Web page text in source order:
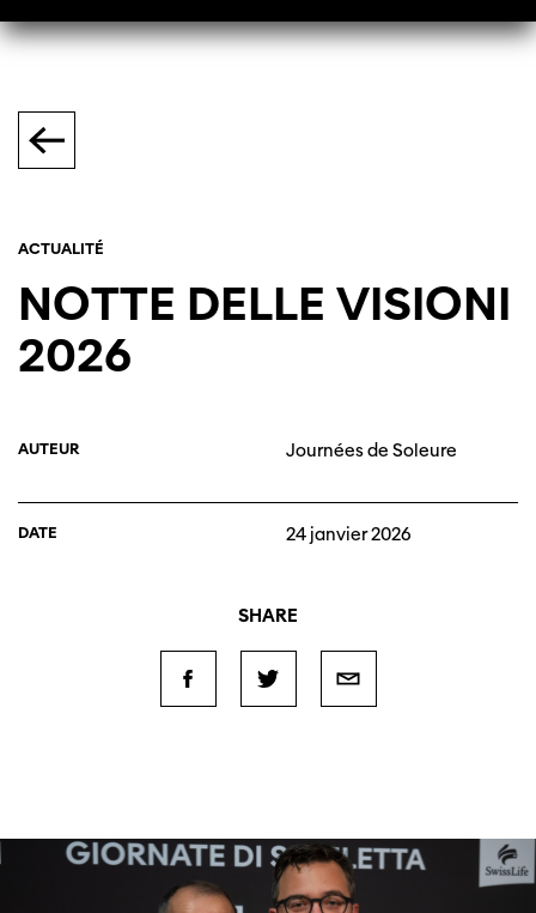
ACTUALITÉ
NOTTE DELLE VISIONI
2026
AUTEUR Journées de Soleure
DATE 24 janvier 2026
SHARE